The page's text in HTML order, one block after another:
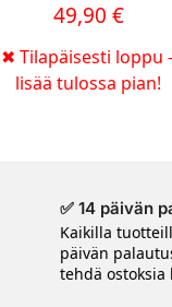
49,90 €
✖ Tilapäisesti loppu
lisää tulossa pian!
✅ 14 päivän
Kaikilla
päivän
tehdä